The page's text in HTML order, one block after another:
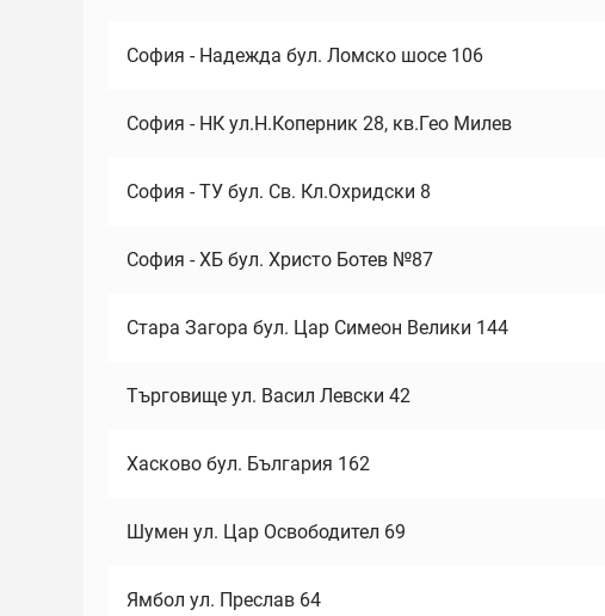
София - Надежда бул. Ломско шосе 106
София - НК ул.Н.Коперник 28, кв.Гео Милев
София - ТУ бул. Св. Кл.Охридски 8
София - ХБ бул. Христо Ботев №87
Стара Загора бул. Цар Симеон Велики 144
Търговище ул. Васил Левски 42
Хасково бул. България 162
Шумен ул. Цар Освободител 69
Ямбол ул. Преслав 64